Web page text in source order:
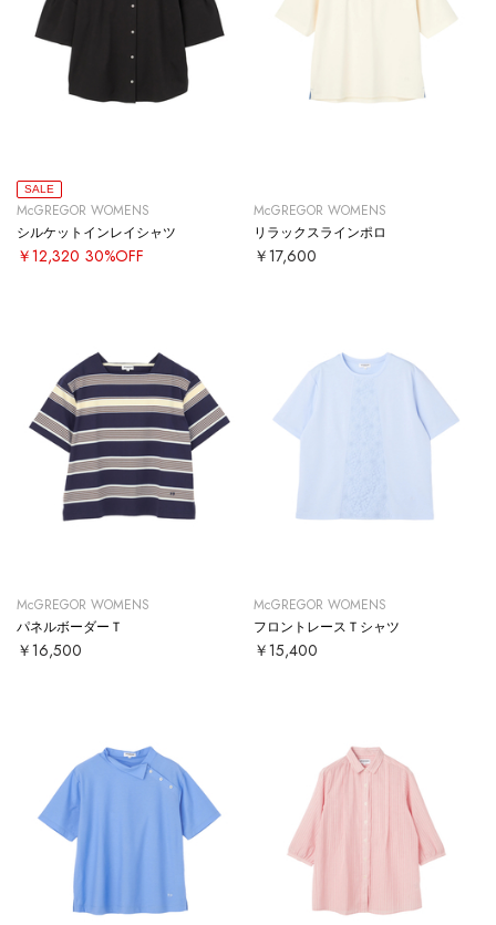
SALE
McGREGOR WOMENS
シルケットインレイシャツ
￥12,320 30%OFF
McGREGOR WOMENS
リラックスラインポロ
￥17,600
McGREGOR WOMENS
パネルボーダーＴ
￥16,500
McGREGOR WOMENS
フロントレースＴシャツ
￥15,400